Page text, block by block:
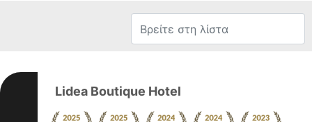
Lidea Boutique Hotel